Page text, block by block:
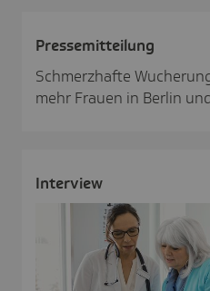
Pres­se­mit­tei­lung
Schmerzhafte
mehr Frauen in Berlin
Inter­view